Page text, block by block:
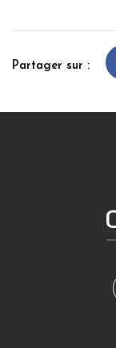
Partager sur :